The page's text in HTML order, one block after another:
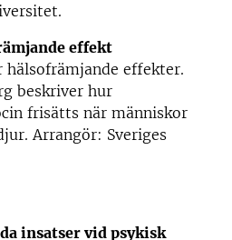
effekt
hälsofrämjande effekter.
beskriver hur
frisätts när människor
Arrangör: Sveriges
insatser vid psykisk